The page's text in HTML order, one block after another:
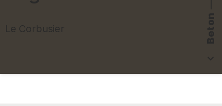
Le Corbusier Beton